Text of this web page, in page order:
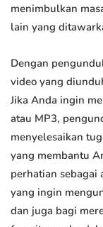
menimbulkan
lain yang
Dengan
video yang
Jika Anda ingin
atau MP3,
menyelesaikan
yang membantu
perhatian sebagai
yang ingin
dan juga bagi